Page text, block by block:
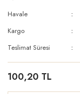
Havale
Kargo
Teslimat Süresi
100,20 TL